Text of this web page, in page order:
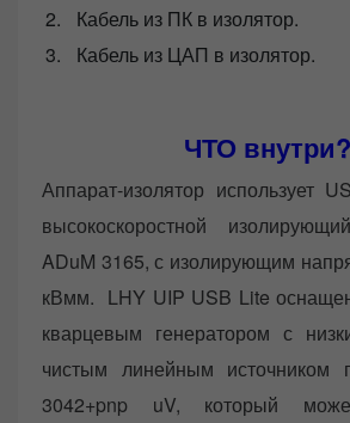
Кабель из ПК в изолятор.
Кабель из ЦАП в изолятор.
ЧТО внутри?
Аппарат-изолятор использует
высокоскоростной
ADuM 3165, с изолирующим
кВмм. LHY UIP USB Lite
кварцевым генератором с
чистым линейным источником
3042+pnp uV, который